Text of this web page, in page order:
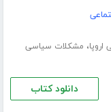
، مشکلات سیاسی
دانلود کتاب